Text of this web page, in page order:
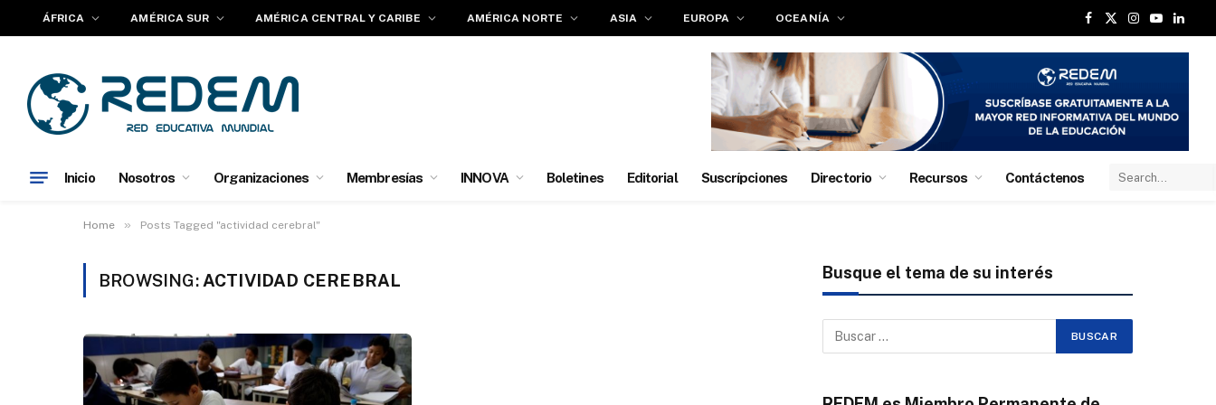
ÁFRICA AMÉRICA SUR AMÉRICA CENTRAL Y CARIBE AMÉRICA NORTE ASIA EUROPA OCEANÍA
Facebook
X
Instagram
YouTube
Inicio Nosotros Organizaciones Membresías INNOVA Boletines Editorial Suscrípciones Directorio Recursos Contáctenos
Home » Posts Tagged "actividad cerebral"
BROWSING: ACTIVIDAD CEREBRAL Busque el tema de su interés